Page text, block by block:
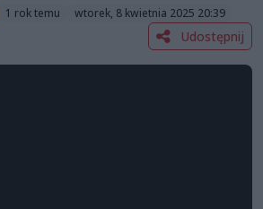
1 rok temu wtorek, 8 kwietnia 2025 20:39
Udostępnij